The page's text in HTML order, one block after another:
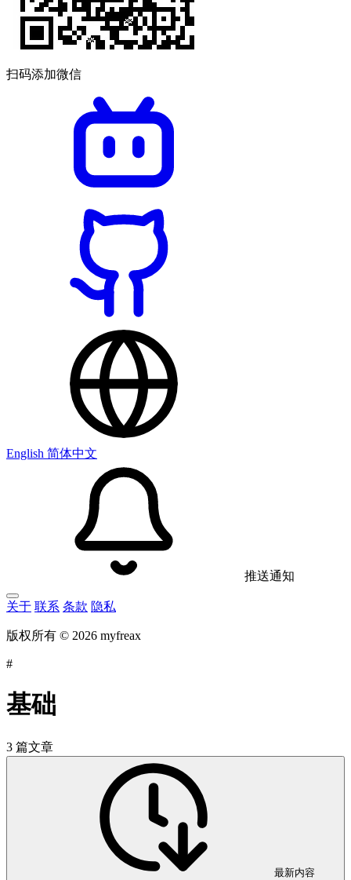
扫码添加微信
English 简体中文
推送通知
关于 联系 条款 隐私
版权所有 © 2026 myfreax
#
基础
3 篇文章
最新内容